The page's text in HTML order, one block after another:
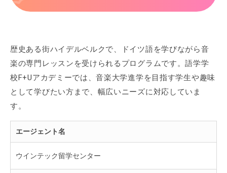
歴史ある街ハイデルベルクで、ドイツ語を学びながら音
楽の専門レッスンを受けられるプログラムです。語学学
校F+Uアカデミーでは、音楽大学進学を目指す学生や趣味
として学びたい方まで、幅広いニーズに対応していま
す。
エージェント名
ウインテック留学センター